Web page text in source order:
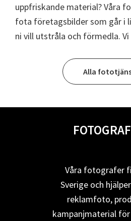
uppfriskande material? Våra
fota företagsbilder som går i
ni vill utstråla och förmedla.
Alla
Våra fotografer
Sverige och
reklamfoto,
kampanjmaterial